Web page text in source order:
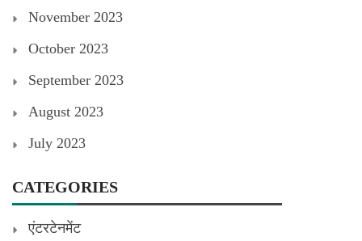
November 2023
October 2023
September 2023
August 2023
July 2023
CATEGORIES
एंटरटेनमेंट